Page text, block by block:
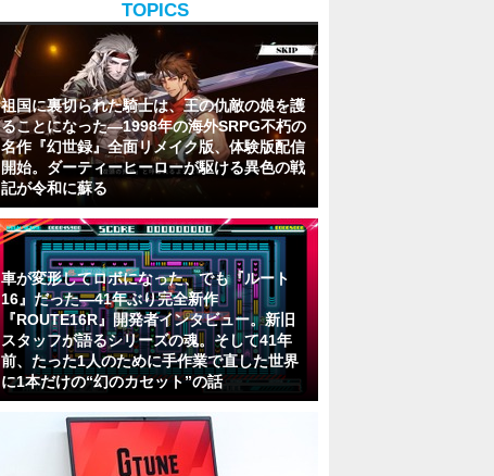
TOPICS
祖国に裏切られた騎士は、王の仇敵の娘を護
ることになった―1998年の海外SRPG不朽の
名作『幻世録』全面リメイク版、体験版配信
開始。ダーティーヒーローが駆ける異色の戦
記が令和に蘇る
車が変形してロボになった、でも『ルート
16』だった―41年ぶり完全新作
『ROUTE16R』開発者インタビュー。新旧
スタッフが語るシリーズの魂。そして41年
前、たった1人のために手作業で直した世界
に1本だけの“幻のカセット”の話